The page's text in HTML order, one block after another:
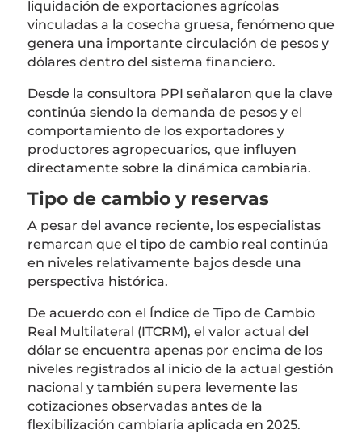
liquidación de exportaciones agrícolas
vinculadas a la cosecha gruesa, fenómeno que
genera una importante circulación de pesos y
dólares dentro del sistema financiero.
Desde la consultora PPI señalaron que la clave
continúa siendo la demanda de pesos y el
comportamiento de los exportadores y
productores agropecuarios, que influyen
directamente sobre la dinámica cambiaria.
Tipo de cambio y reservas
A pesar del avance reciente, los especialistas
remarcan que el tipo de cambio real continúa
en niveles relativamente bajos desde una
perspectiva histórica.
De acuerdo con el Índice de Tipo de Cambio
Real Multilateral (ITCRM), el valor actual del
dólar se encuentra apenas por encima de los
niveles registrados al inicio de la actual gestión
nacional y también supera levemente las
cotizaciones observadas antes de la
flexibilización cambiaria aplicada en 2025.